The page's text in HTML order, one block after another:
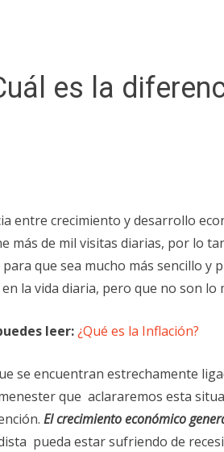
es la
entre crecimiento y desarrollo
más de mil visitas diarias, por lo
que sea mucho más sencillo
la vida diaria, pero que no son lo
leer:¿Qué es la Inflación?
se encuentran estrechamente
que aclararemos esta
El crecimiento económico
pueda estar sufriendo de